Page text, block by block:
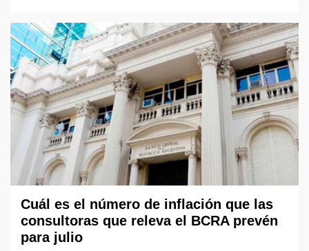
Cuál es el número de inflación que las
consultoras que releva el BCRA prevén
para julio